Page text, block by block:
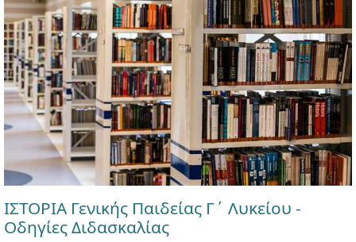
ΙΣΤΟΡΙΑ Γενικής Παιδείας Γ΄ Λυκείου -
Οδηγίες Διδασκαλίας